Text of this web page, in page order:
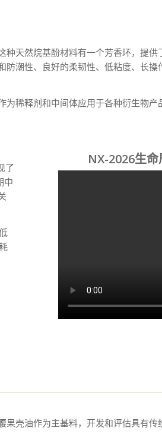
天然烷基酚材料有一个芳香环，提
潮性、良好的柔韧性、低粘度、长
稀释剂和中间体应用于各种衍生物产
了
中
NX-2026生命
壳油作为主基料，开发和评估具有传